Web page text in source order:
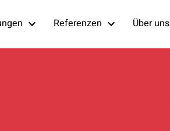
Referenzen Über uns